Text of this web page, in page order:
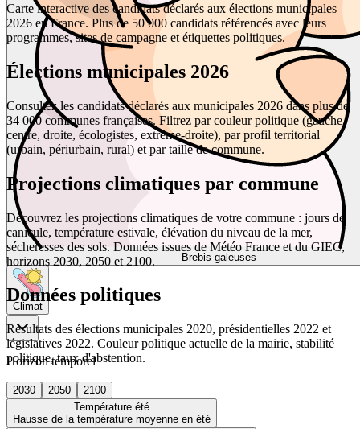
Brebis galeuses
Climat
Horizon temporel
2030 2050
2100
Température été
Hausse de la température moyenne en été
Carte interactive des candidats déclarés aux élections municipales
2026 en France. Plus de 50 000 candidats référencés avec leurs
programmes, sites de campagne et étiquettes politiques.
Élections municipales 2026
Consultez les candidats déclarés aux municipales 2026 dans plus de
34 000 communes françaises. Filtrez par couleur politique (gauche,
centre, droite, écologistes, extrême-droite), par profil territorial
(urbain, périurbain, rural) et par taille de commune.
Projections climatiques par commune
Découvrez les projections climatiques de votre commune : jours de
canicule, température estivale, élévation du niveau de la mer,
sécheresses des sols. Données issues de Météo France et du GIEC,
horizons 2030, 2050 et 2100.
Données politiques
Résultats des élections municipales 2020, présidentielles 2022 et
législatives 2022. Couleur politique actuelle de la mairie, stabilité
politique, taux d'abstention.